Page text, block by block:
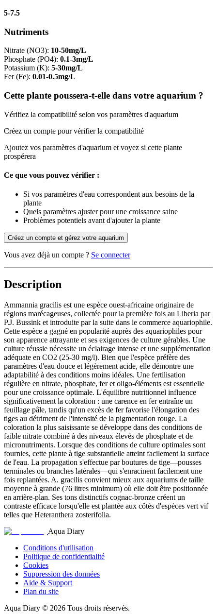
5-7.5
Nutriments
Nitrate (NO3): 10-50mg/L
Phosphate (PO4): 0.1-3mg/L
Potassium (K): 5-30mg/L
Fer (Fe): 0.01-0.5mg/L
Cette plante poussera-t-elle dans votre aquarium ?
Vérifiez la compatibilité selon vos paramètres d'aquarium
Créez un compte pour vérifier la compatibilité
Ajoutez vos paramètres d'aquarium et voyez si cette plante
prospérera
Ce que vous pouvez vérifier :
Si vos paramètres d'eau correspondent aux besoins de la
plante
Quels paramètres ajuster pour une croissance saine
Problèmes potentiels avant d'ajouter la plante
Créez un compte et gérez votre aquarium
Vous avez déjà un compte ? Se connecter
Description
Ammannia gracilis est une espèce ouest-africaine originaire de
régions marécageuses, collectée pour la première fois au Liberia par
P.J. Bussink et introduite par la suite dans le commerce aquariophile.
Cette espèce a gagné en popularité auprès des aquariophiles pour
son apparence attrayante et ses exigences de culture gérables. Une
culture réussie nécessite un éclairage intense et une supplémentation
adéquate en CO2 (25-30 mg/l). Bien que l'espèce préfère des
paramètres d'eau douce et légèrement acide, elle démontre une
adaptabilité à des conditions moins idéales. Une fertilisation
régulière en nitrate, phosphate, fer et oligo-éléments est essentielle
pour une croissance optimale. L'équilibre nutritionnel influence
significativement la coloration : une carence en fer entraîne un
feuillage pâle, tandis qu'un excès de fer favorise l'élongation des
tiges au détriment de l'intensité de la pigmentation rouge. La
coloration la plus saisissante se développe dans des conditions de
faible nitrate combiné à des niveaux élevés de phosphate et de
micronutriments. Lorsque des conditions de culture optimales sont
fournies, cette plante à tige substantielle atteint facilement la surface
de l'eau. La propagation s'effectue par boutures de tige—pousses
terminales ou branches latérales—qui s'enracinent facilement une
fois replantées. A. gracilis convient mieux aux aquariums de taille
moyenne à grande (76 litres minimum) où elle doit être positionnée
en arrière-plan. Ses tons distinctifs cognac-bronze créent un
contraste efficace lorsqu'elle est plantée aux côtés d'espèces vert vif
telles que Heteranthera zosterifolia.
Aqua Diary
Conditions d'utilisation
Politique de confidentialité
Cookies
Suppression des données
Aide & Support
Plan du site
Aqua Diary © 2026 Tous droits réservés.